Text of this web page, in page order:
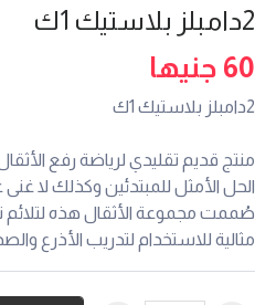
2دامبلز بلاستيك 1ك
60 جنيها
2دامبلز بلاستيك 1ك
منتج قديم تقليدي لرياضة رفع
الحل الأمثل للمبتدئين وكذلك لا
صُممت مجموعة الأثقال هذه لتلائم
مثالية للاستخدام لتدريب الأذرع